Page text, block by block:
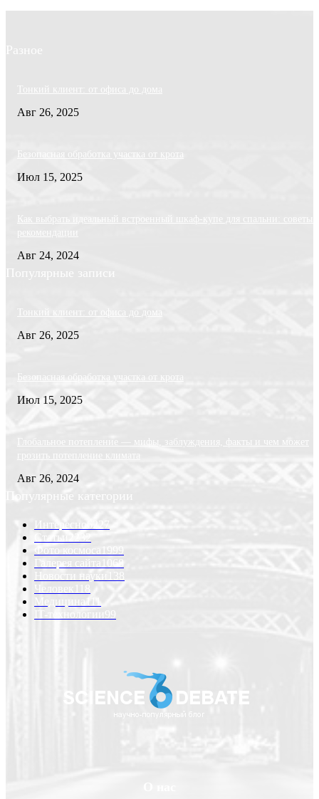
Разное
Тонкий клиент: от офиса до дома
Авг 26, 2025
Безопасная обработка участка от крота
Июл 15, 2025
Как выбрать идеальный встроенный шкаф-купе для спальни: советы
рекомендации
Авг 24, 2024
Популярные записи
Тонкий клиент: от офиса до дома
Авг 26, 2025
Безопасная обработка участка от крота
Июл 15, 2025
Глобальное потепление — мифы, заблуждения, факты и чем может
грозить потепление климата
Авг 26, 2024
Популярные категории
Интересно
Статьи
Фото космоса
1999
Галерея сайта 1068
Новости науки
Человек
Медицина
IT-технологии99